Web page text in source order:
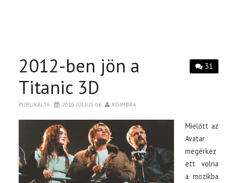
31
2012-ben jön a
Titanic 3D
PUBLIKÁLTA 2010. JÚLIUS 06. KOIMBRA
Mielőtt az
Avatar
megérkez
ett volna
a mozikba